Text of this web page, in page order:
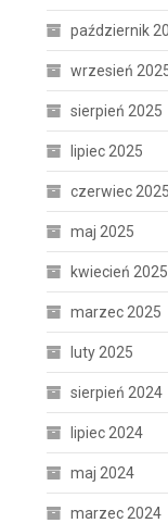
październik
wrzesień
sierpień 2025
lipiec 2025
czerwiec 2025
maj 2025
kwiecień 2025
marzec 2025
luty 2025
sierpień 2024
lipiec 2024
maj 2024
marzec 2024